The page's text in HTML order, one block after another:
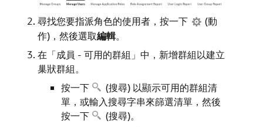
尋找您要指派角色的使用者，按一下
(動
作)，然後選取編輯。
在「成員 - 可用的群組」中，新增群組以建立
巢狀群組。
按一下
(搜尋) 以顯示可用的群組清
單，或輸入搜尋字串來篩選清單，然後
按一下
(搜尋)。